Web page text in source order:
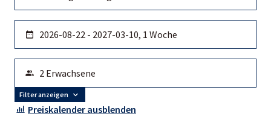
Filter anzeigen
Preiskalender ausblenden